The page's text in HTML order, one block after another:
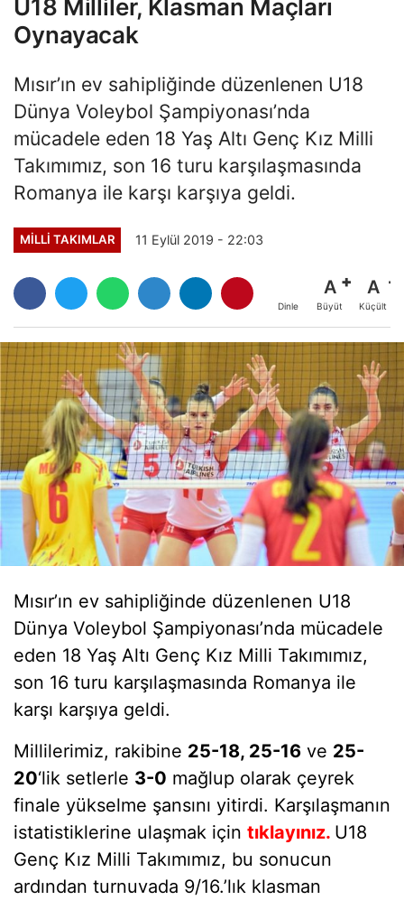
U18 Milliler, Klasman Maçları
Oynayacak
Mısır’ın ev sahipliğinde düzenlenen U18
Dünya Voleybol Şampiyonası’nda
mücadele eden 18 Yaş Altı Genç Kız Milli
Takımımız, son 16 turu karşılaşmasında
Romanya ile karşı karşıya geldi.
MILLI TAKIMLAR 11 Eylül 2019 - 22:03
Dinle
A
Büyüt
A
Küçült
Mısır’ın ev sahipliğinde düzenlenen U18
Dünya Voleybol Şampiyonası’nda mücadele
eden 18 Yaş Altı Genç Kız Milli Takımımız,
son 16 turu karşılaşmasında Romanya ile
karşı karşıya geldi.
Millilerimiz, rakibine 25-18, 25-16 ve 25-
20‘lik setlerle 3-0 mağlup olarak çeyrek
finale yükselme şansını yitirdi. Karşılaşmanın
istatistiklerine ulaşmak için tıklayınız. U18
Genç Kız Milli Takımımız, bu sonucun
ardından turnuvada 9/16.’lık klasman